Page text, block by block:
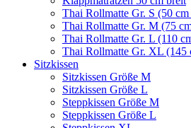
Thai Rollmatte Gr. S (50
Thai Rollmatte Gr. M (75
Thai Rollmatte Gr. L (110
Thai Rollmatte Gr. XL (145
Sitzkissen
Sitzkissen Größe M
Sitzkissen Größe L
Steppkissen Größe M
Steppkissen Größe L